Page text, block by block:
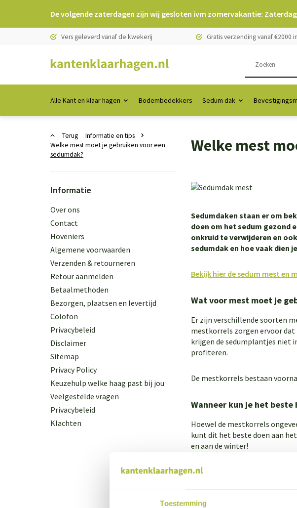
Toestemming
De volgende zaterdagen zijn wij gesloten ivm zomervakantie: Zaterdag
Vers geleverd vanaf de kwekerij Gratis verzending vanaf €2000
Alle Kant en klaar hagen Bodembedekkers Sedum dak
Terug
Informatie en tips
Welke mest moet je gebruiken voor een
sedumdak?
Welke mest
Informatie
Over ons
Contact
Hoveniers
Algemene voorwaarden
Verzenden & retourneren
Retour aanmelden
Betaalmethoden
Bezorgen, plaatsen en levertijd
Colofon
Privacybeleid
Disclaimer
Sitemap
Privacy Policy
Keuzehulp welke haag past bij jou
Veelgestelde vragen
Privacybeleid
Klachten
Sedumdaken staan er om
doen om het sedum gezond
onkruid te verwijderen en
sedumdak en hoe vaak dien
Bekijk hier de sedum mest en
Wat voor mest moet je
Er zijn verschillende soorten
mestkorrels zorgen ervoor dat
krijgen de sedumplantjes niet
profiteren.
De mestkorrels bestaan
Wanneer kun je het beste
Hoewel de mestkorrels
kunt dit het beste doen aan het
en aan de winter!
Koop mest voor je
Mest voor je sedumdak shop
mestkorrels
. 1kg mest is